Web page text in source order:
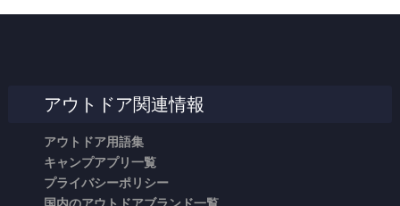
アウトドア関連情報
アウトドア用語集
キャンプアプリ一覧
プライバシーポリシー